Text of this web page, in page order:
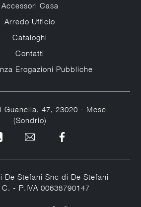
Accessori Casa
Arredo Ufficio
Cataloghi
Contatti
Erogazioni Pubbliche
Guanella, 47, 23020 - Mese
(Sondrio)
Stefani Snc di De Stefani
C. - P.IVA 00638790147